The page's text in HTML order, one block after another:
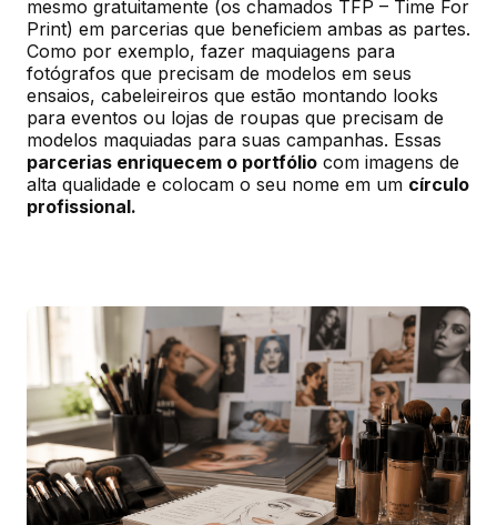
mesmo gratuitamente (os chamados TFP – Time For
Print) em parcerias que beneficiem ambas as partes.
Como por exemplo, fazer maquiagens para
fotógrafos que precisam de modelos em seus
ensaios, cabeleireiros que estão montando looks
para eventos ou lojas de roupas que precisam de
parcerias enriquecem o portfólio com imagens de
alta qualidade e colocam o seu nome em um círculo
profissional.